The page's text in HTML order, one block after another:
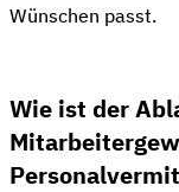
Wünschen passt.
Wie ist der